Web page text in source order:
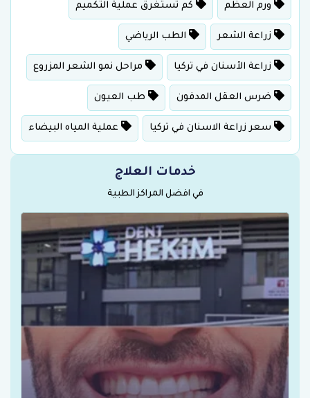
ورم العظم كم تستغرق عملية التكميم
زراعة الشعر الطب الرياضي
زراعة الأسنان في تركيا مراحل نمو الشعر المزروع
ضرس العقل المدفون طب العيون
سعر زراعة الاسنان في تركيا عملية المياه البيضاء
خدمات العلاج
في افضل المراكز الطبية